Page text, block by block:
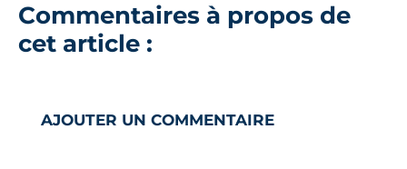
Commentaires à propos de
cet article :
AJOUTER UN COMMENTAIRE